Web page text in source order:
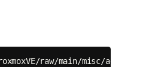
raw/main/misc/add-